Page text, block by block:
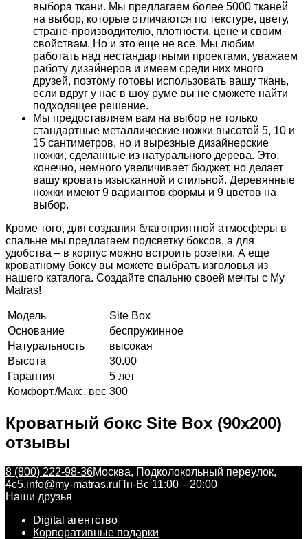
выбора ткани. Мы предлагаем более 5000 тканей
на выбор, которые отличаются по текстуре, цвету,
стране-производителю, плотности, цене и своим
свойствам. Но и это еще не все. Мы любим
работать над нестандартными проектами, уважаем
работу дизайнеров и имеем среди них много
друзей, поэтому готовы использовать вашу ткань,
если вдруг у нас в шоу руме вы не сможете найти
подходящее решение.
Мы предоставляем вам на выбор не только
стандартные металлические ножки высотой 5, 10 и
15 сантиметров, но и вырезные дизайнерские
ножки, сделанные из натурального дерева. Это,
конечно, немного увеличивает бюджет, но делает
вашу кровать изысканной и стильной. Деревянные
ножки имеют 9 вариантов формы и 9 цветов на
выбор.
Кроме того, для создания благоприятной атмосферы в
спальне мы предлагаем подсветку боксов, а для
удобства – в корпус можно встроить розетки. А еще
кроватному боксу вы можете выбрать изголовья из
нашего каталога. Создайте спальню своей мечты с My
Matras!
Модель
Site Box
Основание
беспружинное
Натуральность
высокая
Высота
30.00
Гарантия
5 лет
Комфорт./Макс. вес 300
Кроватный бокс Site Box (90x200)
отзывы
8 (800) 222-98-36Москва, Подколокольный переулок,
4с5,info@my-matras.ruПн-Вс 11:00—20:00
Наши друзья
Digital агентство
Корпоративные подарки